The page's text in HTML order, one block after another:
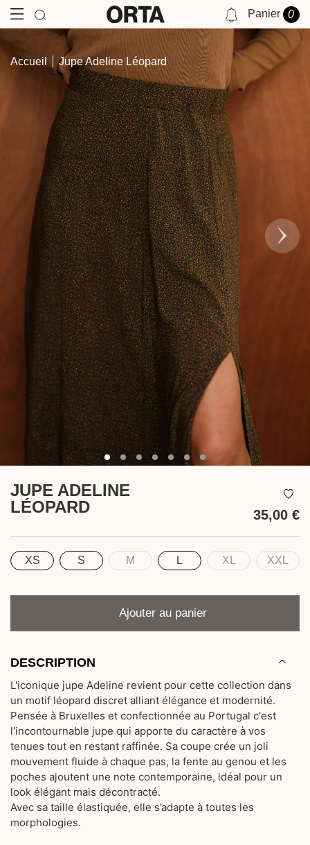
NOTIFICATIONS
VOUS N'AVEZ AUCUNE NOTIFICATION POUR LE MOMENT.
Panier 0
Accueil Jupe Adeline Léopard
JUPE ADELINE
LÉOPARD
35,00 €
Taille
XS S M L XL XXL
Ajouter au panier
DESCRIPTION
L'iconique jupe Adeline revient pour cette collection dans
un motif léopard discret alliant élégance et modernité.
Pensée à Bruxelles et confectionnée au Portugal c'est
l'incontournable jupe qui apporte du caractère à vos
tenues tout en restant raffinée. Sa coupe crée un joli
mouvement fluide à chaque pas, la fente au genou et les
poches ajoutent une note contemporaine, idéal pour un
look élégant mais décontracté.
Avec sa taille élastiquée, elle s’adapte à toutes les
morphologies.